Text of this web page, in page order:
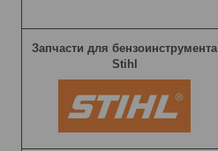
Запчасти для бензоинструмента
Stihl